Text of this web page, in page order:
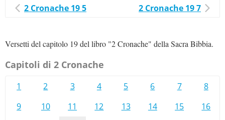
2 Cronache 19 5 2 Cronache 19 7
Versetti del capitolo 19 del libro "2 Cronache" della Sacra Bibbia.
Capitoli di 2 Cronache
1 2 3 4 5 6 7
8
9
10 11 12 13 14 15
16